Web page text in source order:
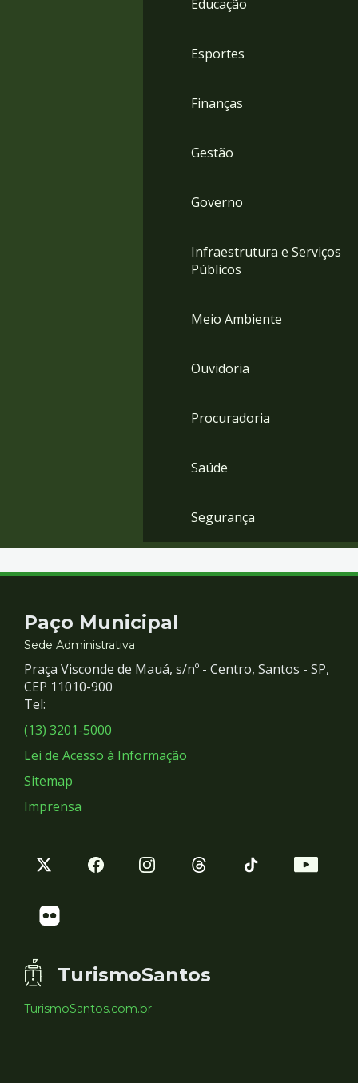
Educação
Esportes
Finanças
Gestão
Governo
Infraestrutura e Serviços
Públicos
Meio Ambiente
Ouvidoria
Procuradoria
Saúde
Segurança
Contato
e
Redes
Sociais
Paço Municipal
Sede Administrativa
Praça Visconde de Mauá, s/nº - Centro, Santos - SP,
CEP 11010-900
Tel:
(13) 3201-5000
Lei de Acesso à Informação
Sitemap
Imprensa
TurismoSantos
TurismoSantos.com.br